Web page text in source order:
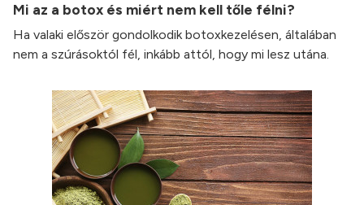
Mi az a botox és miért nem kell tőle félni?
Ha valaki először gondolkodik botoxkezelésen, általában
nem a szúrásoktól fél, inkább attól, hogy mi lesz utána.